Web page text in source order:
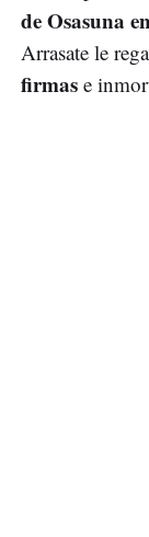
de Osasuna
Arrasate le
firmas e